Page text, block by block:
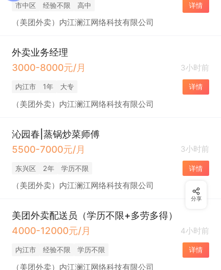
市中区 经验不限 高中 详情
（美团外卖）内江澜江网络科技有限公司
外卖业务经理
3000-8000元/月
3小时前
内江市 1年 大专 详情
（美团外卖）内江澜江网络科技有限公司
沁园春|蒸锅炒菜师傅
5500-7000元/月
3小时前
东兴区 2年 学历不限 详情
（美团外卖）内江澜江网络科技有限公司
美团外卖配送员（学历不限+多劳多得）
4000-12000元/月
4小时前
内江市 经验不限 学历不限 详情
（美团外卖）内江澜江网络科技有限公司
分享